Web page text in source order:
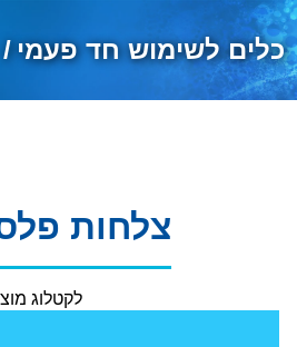
כלים לשימוש חד פעמי
צלחות
לקטלוג